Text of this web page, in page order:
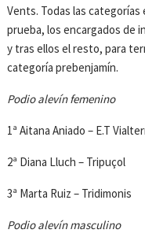
Vents. Todas las
prueba, los encargados de
y tras ellos el resto, para
categoría prebenjamín.
Podio alevín femenino
1ª Aitana Aniado – E.T
2ª Diana Lluch – Tripuçol
3ª Marta Ruiz – Tridimonis
Podio alevín masculino